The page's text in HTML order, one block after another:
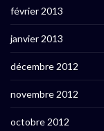
février 2013
janvier 2013
décembre 2012
novembre 2012
octobre 2012